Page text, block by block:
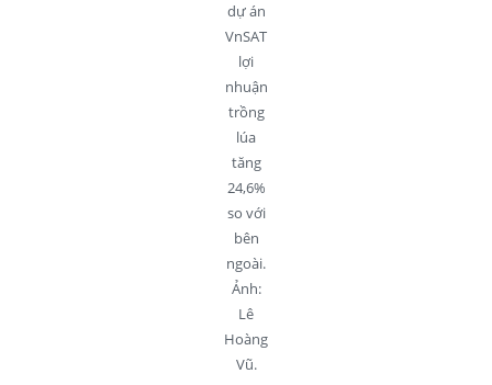
dự án
VnSAT
lợi
nhuận
trồng
lúa
tăng
24,6%
so với
bên
ngoài.
Ảnh:
Lê
Hoàng
Vũ.